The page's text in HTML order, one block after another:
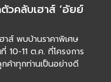
วคลับเฮาส์ ‘อัยย์
าส์ พบบ้านราคาพิเศษ
11 ต.ค. ที่โครงการ
ค้าทุกท่านเป็นอย่างดี